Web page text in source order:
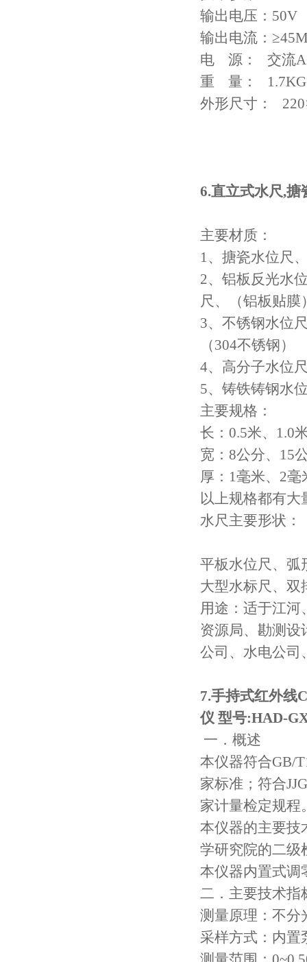
输出电压： 50V
输出电流：≥
电
源： 交流
重
量：
1.7KG
外形尺寸：
220
6.直立式水尺,搪
主要材质：
1、搪瓷水位尺
2、铝板反光水
尺、（铝板贴膜
3、不锈钢水位
（304不锈钢）
4、高分子水位
5、铸铁铸钢水
主要规格：
长： 0.5米、 1.0
宽： 8公分、 15
厚： 1毫米、 2毫
以上规格都有
水尺主要形状：
平板水位尺、弧
大型水标尺、双
用途：适于江
资源局、勘测设
公司、水电公司
7.手持式红外线
仪 型号:HAD-
一．概述
本仪器符合GB/
家标准；符合
家计量检定规程
本仪器的主要技
学研究院的二级
本仪器内置式调
二．主要技术指
测量原理：不分
采样方式：内置